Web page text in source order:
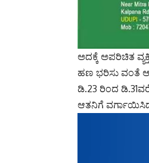
ಅದಕ್ಕೆ ಅಪರಿಚಿತ
ಹಣ ಭರಿಸು ವಂತೆ
ಡಿ.23 ರಿಂದ
ಆತನಿಗೆ